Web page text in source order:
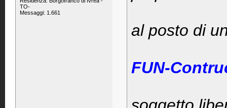
TO-
Messaggi: 1.661
al posto di
FUN-